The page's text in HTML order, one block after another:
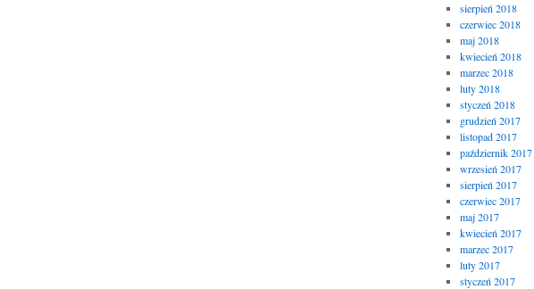
sierpień 2018
czerwiec 2018
maj 2018
kwiecień 2018
marzec 2018
luty 2018
styczeń 2018
grudzień 2017
listopad 2017
październik 2017
wrzesień 2017
sierpień 2017
czerwiec 2017
maj 2017
kwiecień 2017
marzec 2017
luty 2017
styczeń 2017